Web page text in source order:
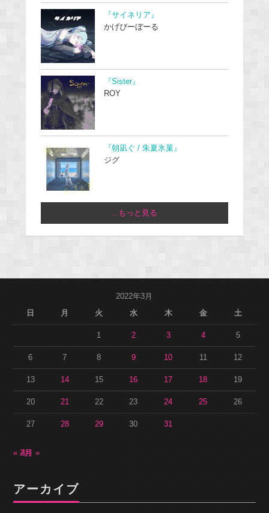
『サイネリア』
かげぴーぼーる
『Sister』
ROY
『朝凪ぐ / 朱夏氷菓』
ジグ
...もっと見る
2022年3月
日
月 火 水 木 金 土
1 2 3 4 5
6 7 8 9 10 11 12
13 14 15 16 17 18 19
20 21 22 23 24 25 26
27 28 29 30 31
« 2月4月 »
アーカイブ